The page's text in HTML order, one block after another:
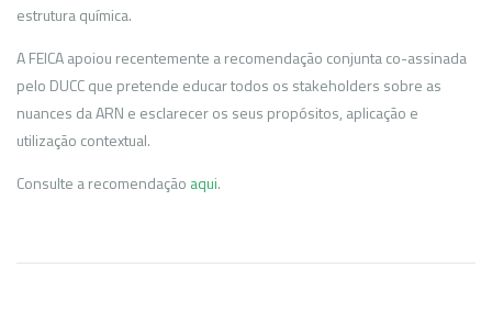
estrutura química.
A FEICA apoiou recentemente a recomendação conjunta co-assinada
pelo DUCC que pretende educar todos os stakeholders sobre as
nuances da ARN e esclarecer os seus propósitos, aplicação e
utilização contextual.
Consulte a recomendação aqui.